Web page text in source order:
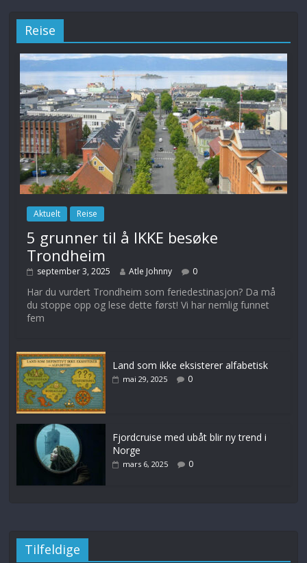
Reise
Aktuelt Reise
5 grunner til å IKKE besøke
Trondheim
september 3, 2025 Atle Johnny 0
Har du vurdert Trondheim som feriedestinasjon? Da må
du stoppe opp og lese dette først! Vi har nemlig funnet
fem
Land som ikke eksisterer alfabetisk
mai 29, 2025 0
Fjordcruise med ubåt blir ny trend i
Norge
mars 6, 2025 0
Tilfeldige